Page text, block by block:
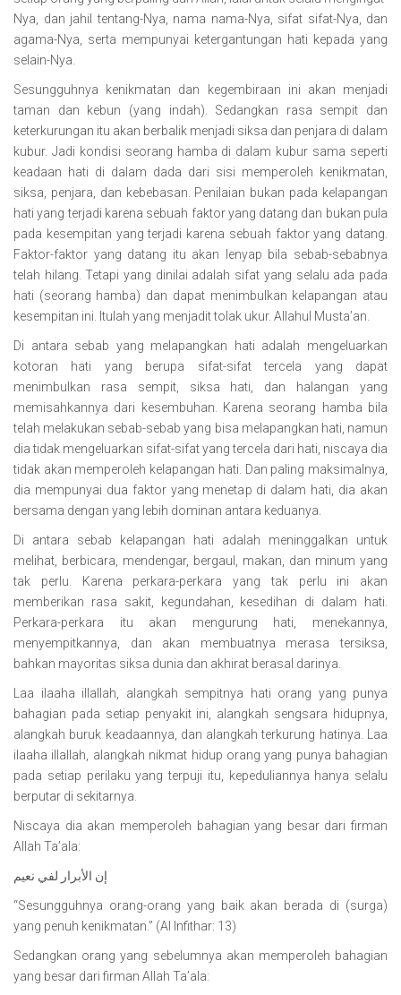
Nya, dan jahil tentang-Nya, nama nama-Nya, sifat sifat-Nya, dan
agama-Nya, serta mempunyai ketergantungan hati kepada yang
selain-Nya.
Sesungguhnya kenikmatan dan kegembiraan ini akan menjadi
taman dan kebun (yang indah). Sedangkan rasa sempit dan
keterkurungan itu akan berbalik menjadi siksa dan penjara di dalam
kubur. Jadi kondisi seorang hamba di dalam kubur sama seperti
keadaan hati di dalam dada dari sisi memperoleh kenikmatan,
siksa, penjara, dan kebebasan. Penilaian bukan pada kelapangan
hati yang terjadi karena sebuah faktor yang datang dan bukan pula
pada kesempitan yang terjadi karena sebuah faktor yang datang.
Faktor-faktor yang datang itu akan lenyap bila sebab-sebabnya
telah hilang. Tetapi yang dinilai adalah sifat yang selalu ada pada
hati (seorang hamba) dan dapat menimbulkan kelapangan atau
kesempitan ini. Itulah yang menjadit tolak ukur. Allahul Musta’an.
Di antara sebab yang melapangkan hati adalah mengeluarkan
kotoran hati yang berupa sifat-sifat tercela yang dapat
menimbulkan rasa sempit, siksa hati, dan halangan yang
memisahkannya dari kesembuhan. Karena seorang hamba bila
telah melakukan sebab-sebab yang bisa melapangkan hati, namun
dia tidak mengeluarkan sifat-sifat yang tercela dari hati, niscaya dia
tidak akan memperoleh kelapangan hati. Dan paling maksimalnya,
dia mempunyai dua faktor yang menetap di dalam hati, dia akan
bersama dengan yang lebih dominan antara keduanya.
Di antara sebab kelapangan hati adalah meninggalkan untuk
melihat, berbicara, mendengar, bergaul, makan, dan minum yang
tak perlu. Karena perkara-perkara yang tak perlu ini akan
memberikan rasa sakit, kegundahan, kesedihan di dalam hati.
Perkara-perkara itu akan mengurung hati, menekannya,
menyempitkannya, dan akan membuatnya merasa tersiksa,
bahkan mayoritas siksa dunia dan akhirat berasal darinya.
Laa ilaaha illallah, alangkah sempitnya hati orang yang punya
bahagian pada setiap penyakit ini, alangkah sengsara hidupnya,
alangkah buruk keadaannya, dan alangkah terkurung hatinya. Laa
ilaaha illallah, alangkah nikmat hidup orang yang punya bahagian
pada setiap perilaku yang terpuji itu, kepeduliannya hanya selalu
berputar di sekitarnya.
Niscaya dia akan memperoleh bahagian yang besar dari firman
Allah Ta’ala:
إن الأبرار لفي نعيم
“Sesungguhnya orang-orang yang baik akan berada di (surga)
yang penuh kenikmatan.” (Al Infithar: 13)
Sedangkan orang yang sebelumnya akan memperoleh bahagian
yang besar dari firman Allah Ta’ala: